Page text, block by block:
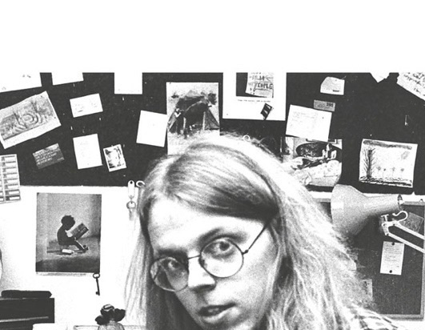
Manchmal kommt die Post nicht an. Manchmal
manchmal kommt sie als Schuber mit drei
verstauben, bis sie Jahrzehnte später entsorgt
Mit einer solchen Geste der unbeantwortet
den großen Bruder im Geiste beginnt etwas, das
Leben werden wird, auch ein Schreibleben mit
Unterbrechungen, mit der späten
zwischenzeitlich verstummt war.
Andreas Fischer, Jahrgang 1961, Filmemacher mit
Kriegsfolgen und transgenerationale
Königin von Troisdorf” eine literarische
Familiengeschichte vorgelegt.